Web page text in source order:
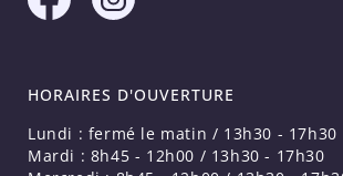
HORAIRES D'OUVERTURE
Lundi : fermé le matin / 13h30 - 17h30
Mardi : 8h45 - 12h00 / 13h30 - 17h30